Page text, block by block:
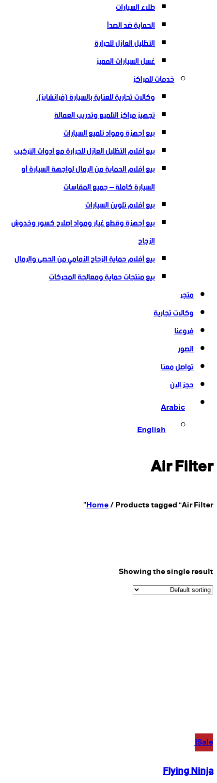
طلاء السيارات
الحماية ضد الصدأ
التظليل العازل للحرارة
غسل السيارات المميز
خدمات للمراكز
وكالات تجارية للعناية بالسيارة (فرانشايز).
تجهيز مراكز التلميع وتدريب العمالة
بيع أجهزة ومواد تلميع السيارات
بيع أفلام التظليل العازل للحرارة مع أدوات التركيب
بيع أفلام الحماية من الرمال لواجهة السيارة أو
السيارة كاملة – جميع المقاسات
بيع أفلام تلوين السيارات
بيع أجهزة وقطع غيار ومواد إصلاح كسور وخدوش
الزجاج
بيع أفلام حماية الزجاج الأمامي من الحصى والرمال
بيع منتجات حماية ومعالجة المحركات
متجر
وكالات تجارية
فروعنا
الصور
تواصل معنا
حجز الان
Arabic
English
Air Filter
Home/Products tagged “Air Filter”
Showing the single result
Sale!
Flying Ninja